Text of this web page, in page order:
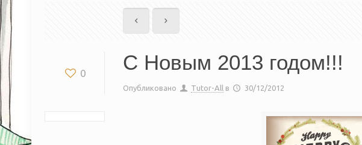
0 С Новым 2013 годом!!!
Опубликовано Tutor-All в 30/12/2012